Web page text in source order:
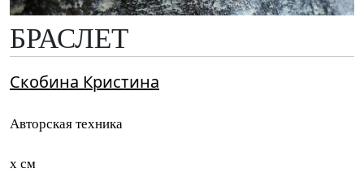
БРАСЛЕТ
Скобина Кристина
Авторская техника
x см